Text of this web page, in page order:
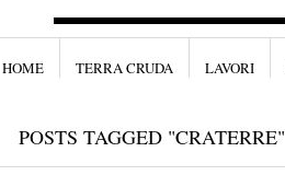
HOME TERRA CRUDA LAVORI
POSTS TAGGED "CRATERRE"